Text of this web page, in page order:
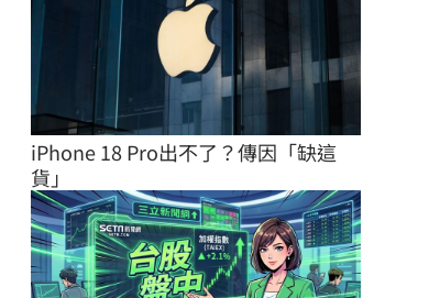
iPhone 18 Pro出不了？傳因「缺這
貨」